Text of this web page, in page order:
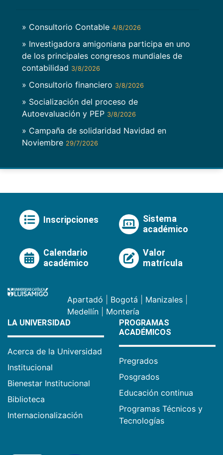
» Consultorio Contable 4/8/2026
» Investigadora amigoniana participa en uno
de los principales congresos mundiales de
contabilidad 3/8/2026
» Consultorio financiero 3/8/2026
» Socialización del proceso de
Autoevaluación y PEP 3/8/2026
» Campaña de solidaridad Navidad en
Noviembre 29/7/2026
Inscripciones
Sistema
académico
Calendario
académico
Valor
matrícula
Apartadó Bogotá Manizales
Medellín
Montería
LA UNIVERSIDAD
Acerca de la Universidad
Institucional
Bienestar Institucional
Biblioteca
Internacionalización
PROGRAMAS
ACADÉMICOS
Pregrados
Posgrados
Educación continua
Programas Técnicos y
Tecnologías